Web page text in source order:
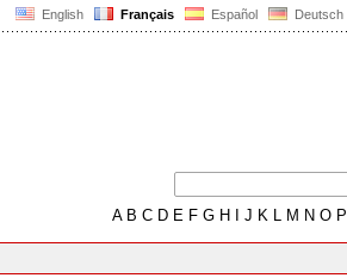
English Français Español Deutsch
AB C D E F G H J K L M N O P